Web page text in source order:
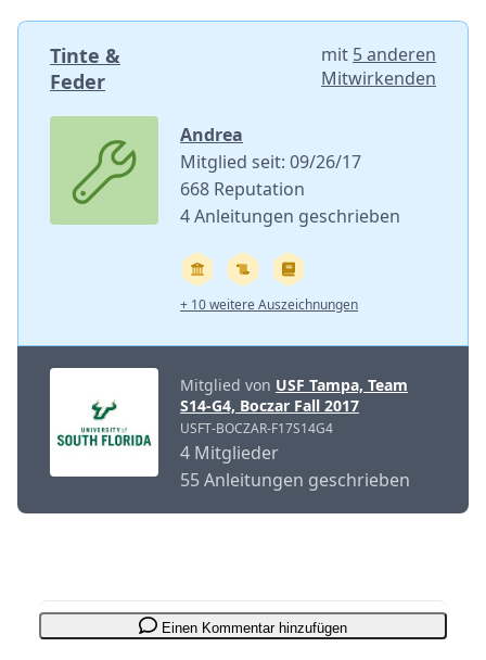
Tinte &
Feder
mit 5 anderen
Mitwirkenden
Andrea
Mitglied seit: 09/26/17
668 Reputation
4 Anleitungen geschrieben
+ 10 weitere Auszeichnungen
Mitglied von USF Tampa, Team
S14-G4, Boczar Fall 2017
USFT-BOCZAR-F17S14G4
4 Mitglieder
55 Anleitungen geschrieben
Einen Kommentar hinzufügen